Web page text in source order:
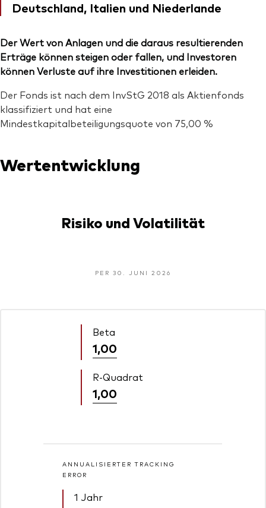
Deutschland, Italien und Niederlande
Der Wert von Anlagen und die daraus resultierenden
Erträge können steigen oder fallen, und Investoren
können Verluste auf ihre Investitionen erleiden.
Der Fonds ist nach dem InvStG 2018 als Aktienfonds
klassifiziert und hat eine
Mindestkapitalbeteiligungsquote von 75,00 %
Wertentwicklung
Risiko und Volatilität
PER 30. JUNI 2026
Beta
1,00
R-Quadrat
1,00
ANNUALISIERTER TRACKING
ERROR
1 Jahr